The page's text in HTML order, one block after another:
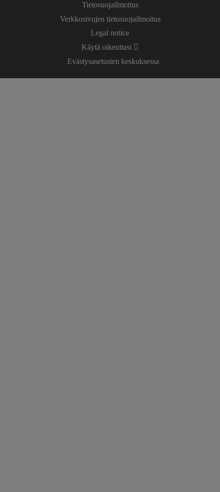
Tietosuojailmoitus
Verkkosivujen tietosuojailmoitus
Legal notice
Käytä oikeuttasi
Evästysasetusten keskuksessa